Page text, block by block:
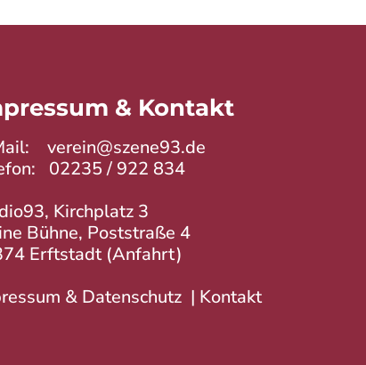
& Kontakt
verein@szene93.de
02235 / 922 834
Kirchplatz 3
Bühne, Poststraße 4
Erftstadt (Anfahrt)
& Datenschutz | Kontakt